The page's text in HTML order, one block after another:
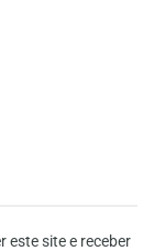
este site e receber